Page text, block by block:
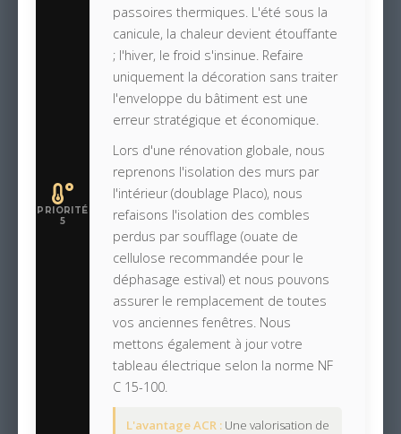
PRIORITÉ
5
passoires thermiques. L'été sous la
canicule, la chaleur devient étouffante
; l'hiver, le froid s'insinue. Refaire
uniquement la décoration sans traiter
l'enveloppe du bâtiment est une
erreur stratégique et économique.
Lors d'une rénovation globale, nous
reprenons l'isolation des murs par
l'intérieur (doublage Placo), nous
refaisons l'isolation des combles
perdus par soufflage (ouate de
cellulose recommandée pour le
déphasage estival) et nous pouvons
assurer le remplacement de toutes
vos anciennes fenêtres. Nous
mettons également à jour votre
tableau électrique selon la norme NF
C 15-100.
L'avantage ACR : Une valorisation de